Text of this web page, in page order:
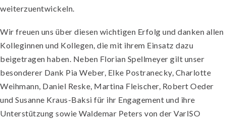
weiterzuentwickeln.
Wir freuen uns über diesen wichtigen Erfolg und danken allen
Kolleginnen und Kollegen, die mit ihrem Einsatz dazu
beigetragen haben. Neben Florian Spellmeyer gilt unser
besonderer Dank Pia Weber, Elke Postranecky, Charlotte
Weihmann, Daniel Reske, Martina Fleischer, Robert Oeder
und Susanne Kraus-Baksi für ihr Engagement und ihre
Unterstützung sowie Waldemar Peters von der VarISO